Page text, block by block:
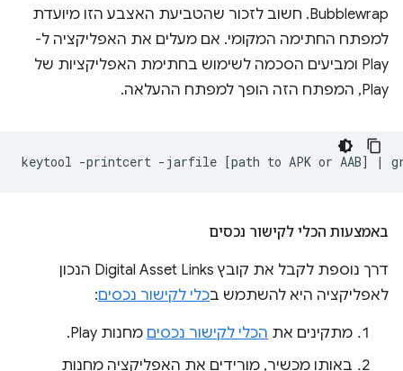
Bubblewrap. חשוב לזכור שהטביעת האצבע הזו מיועדת
למפתח החתימה המקומי. אם מעלים את האפליקציה ל-
Play ומביעים הסכמה לשימוש בחתימת האפליקציות של
Play, המפתח הזה הופך למפתח ההעלאה.
keytool -printcert -jarfile [path to APK or AAB] |
באמצעות הכלי לקישור נכסים
דרך נוספת לקבל את קובץ Digital Asset Links הנכון
לאפליקציה היא להשתמש בכלי לקישור נכסים:
מתקינים את הכלי לקישור נכסים מחנות Play.
באותו מכשיר, מורידים את האפליקציה מחנות